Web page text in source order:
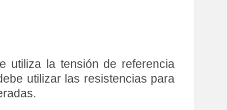
utiliza la tensión de referencia
utilizar las resistencias para